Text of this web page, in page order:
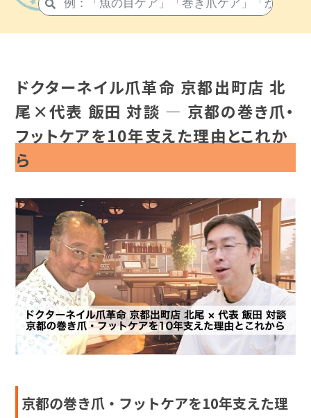
ドクターネイル爪革命 京都出町店 北
尾×代表 飯田 対談 — 京都の巻き爪・
フットケアを10年支えた理由とこれか
ら
京都の巻き爪・フットケアを10年支えた理